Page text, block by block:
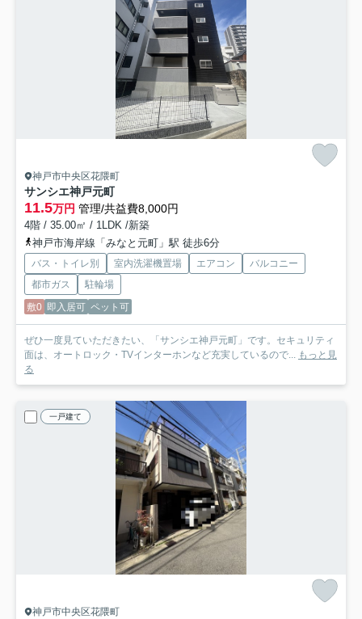
神戸市中央区花隈町
サンシエ神戸元町
11.5万円 管理/共益費8,000円
4階 / 35.00㎡ / 1LDK /新築
神戸市海岸線「みなと元町」駅 徒歩6分
バス・トイレ別 室内洗濯機置場 エアコン
バルコニー
都市ガス
駐輪場
敷0 即入居可 ペット可
ぜひ一度見ていただきたい、「サンシエ神戸元町」です。セキュリティ
面は、オートロック・TVインターホンなど充実しているので... もっと見
る
一戸建て
神戸市中央区花隈町